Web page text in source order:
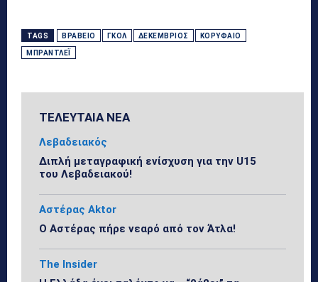
TAGS ΒΡΑΒΕΊΟ ΓΚΟΛ ΔΕΚΈΜΒΡΙΟΣ ΚΟΡΥΦΑΊΟ
ΜΠΡΆΝΤΛΕΪ
ΤΕΛΕΥΤΑΙΑ ΝΕΑ
Λεβαδειακός
Διπλή μεταγραφική ενίσχυση για την U15
του Λεβαδειακού!
Αστέρας Aktor
Ο Αστέρας πήρε νεαρό από τον Άτλα!
The Insider